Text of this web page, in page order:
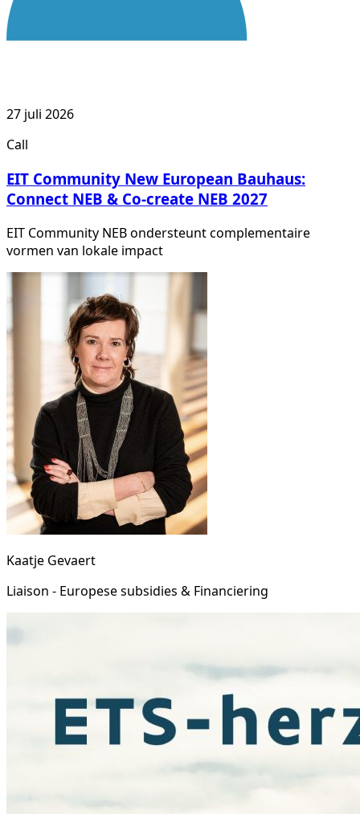
27 juli 2026
Call
EIT Community New European Bauhaus:
Connect NEB & Co-create NEB 2027
EIT Community NEB ondersteunt complementaire
vormen van lokale impact
Kaatje Gevaert
Liaison - Europese subsidies & Financiering